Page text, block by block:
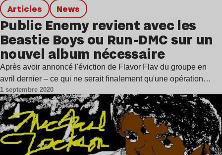
Articles news
Public Enemy revient avec les
Beastie Boys ou Run-DMC sur un
nouvel album nécessaire
Après avoir annoncé l'éviction de Flavor Flav du groupe en
avril dernier – ce qui ne serait finalement qu'une opération…
1 septembre 2020